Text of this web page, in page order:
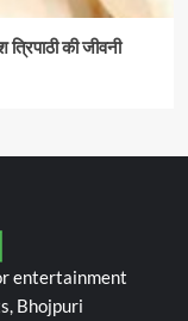
की जीवनी
entertainment
Bhojpuri